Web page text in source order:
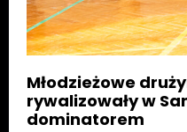
Młodzieżowe
rywalizowały w
dominatorem